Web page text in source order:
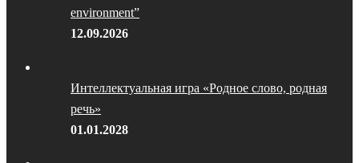
environment”
12.09.2026
Интеллектуальная игра «Родное слово, родная
речь»
01.01.2028